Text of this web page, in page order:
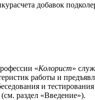
добавок
«Колорист»
работы и
и
раздел «Введение»).